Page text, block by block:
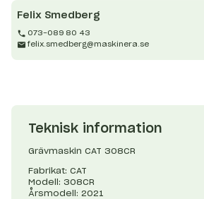
Felix Smedberg
073-089 80 43
felix.smedberg@maskinera.se
Teknisk information
Grävmaskin CAT 308CR
Fabrikat: CAT
Modell: 308CR
Årsmodell: 2021